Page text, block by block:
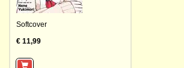
Softcover
€ 11,99